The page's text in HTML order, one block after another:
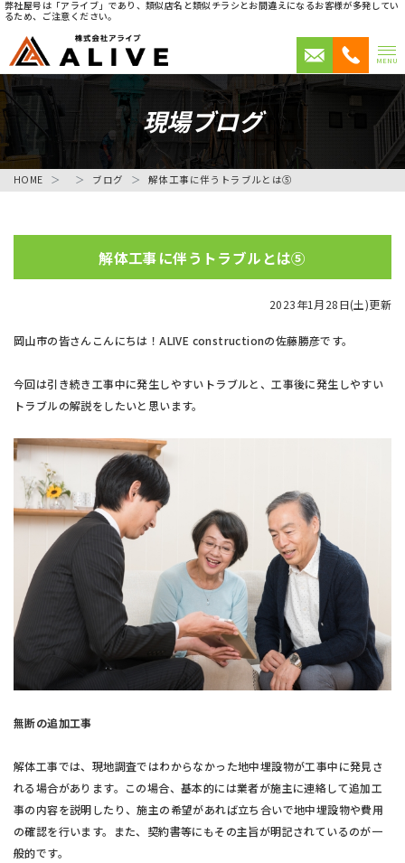
弊社屋号は「アライブ」であり、類似店名と類似チラシとお間違えになるお客様が多発してい
るため、ご注意ください。
MENU
現場ブログ
HOME ブログ 解体工事に伴うトラブルとは⑤
解体工事に伴うトラブルとは⑤
2023年1月28日(土)更新
岡山市の皆さんこんにちは！ALIVE constructionの佐藤勝彦です。
今回は引き続き工事中に発生しやすいトラブルと、工事後に発生しやすい
トラブルの解説をしたいと思います。
無断の追加工事
解体工事では、現地調査ではわからなかった地中埋設物が工事中に発見さ
れる場合があります。この場合、基本的には業者が施主に連絡して追加工
事の内容を説明したり、施主の希望があれば立ち合いで地中埋設物や費用
の確認を行います。また、契約書等にもその主旨が明記されているのが一
般的です。